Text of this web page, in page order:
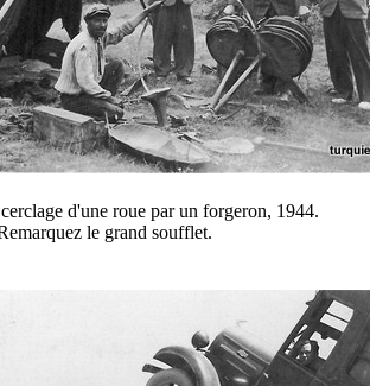
d'une roue par un forgeron, 1944.
le grand soufflet.